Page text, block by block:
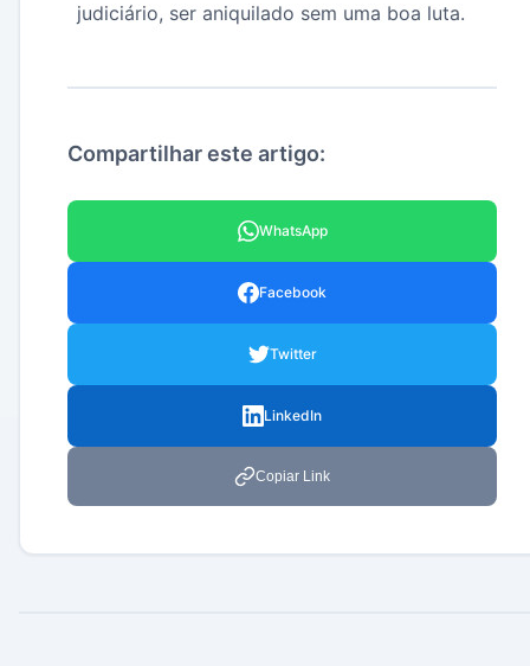
judiciário, ser aniquilado sem uma boa luta.
Compartilhar este artigo:
WhatsApp
Facebook
Twitter
LinkedIn
Copiar Link